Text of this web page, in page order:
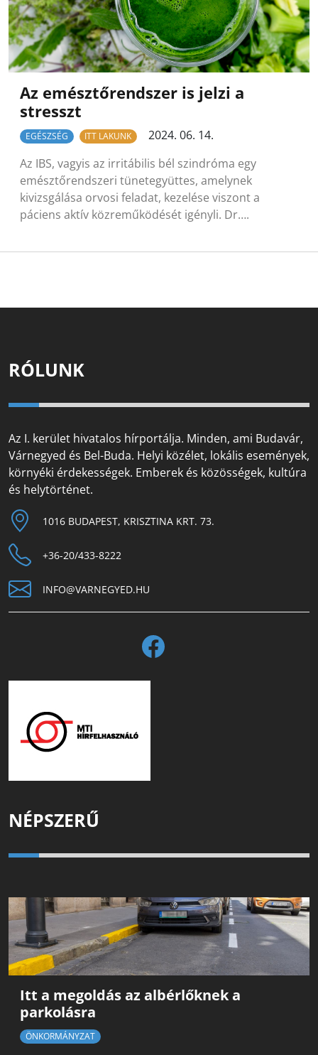
Az emésztőrendszer is jelzi a
stresszt
EGÉSZSÉG ITT LAKUNK
2024. 06. 14.
Az IBS, vagyis az irritábilis bél szindróma egy
emésztőrendszeri tünetegyüttes, amelynek
kivizsgálása orvosi feladat, kezelése viszont a
páciens aktív közreműködését igényli. Dr….
RÓLUNK
Az I. kerület hivatalos hírportálja. Minden, ami Budavár,
Várnegyed és Bel-Buda. Helyi közélet, lokális események,
környéki érdekességek. Emberek és közösségek, kultúra
és helytörténet.
1016 BUDAPEST, KRISZTINA KRT. 73.
+36-20/433-8222
INFO@VARNEGYED.HU
NÉPSZERŰ
Itt a megoldás az albérlőknek a
parkolásra
ÖNKORMÁNYZAT